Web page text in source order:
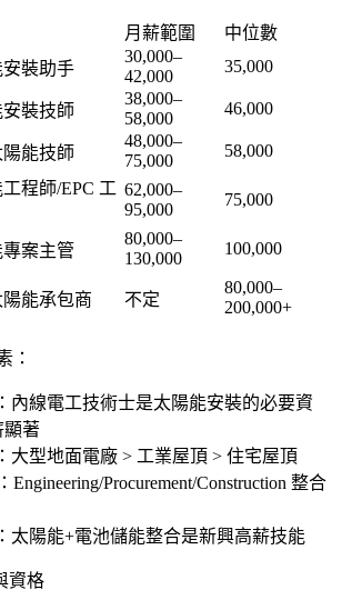
月薪範圍
中位數
裝助手
30,000–
42,000
35,000
裝技師
38,000–
58,000
46,000
能技師
48,000–
75,000
58,000
程師/EPC 工 62,000–
95,000
75,000
案主管
80,000–
130,000
100,000
能承包商 不定
80,000–
200,000+
：
：內線電工技術士是太陽能安裝的必要資
顯著
：大型地面電廠 > 工業屋頂 > 住宅屋頂
：Engineering/Procurement/Construction 整合
：太陽能+電池儲能整合是新興高薪技能
資格